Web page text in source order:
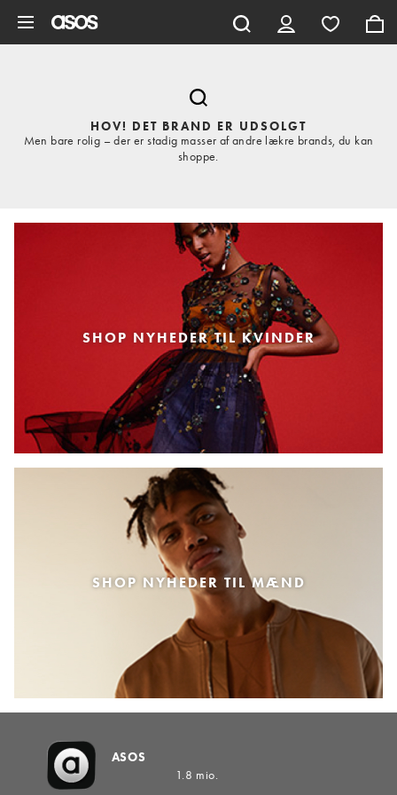
HOV! DET BRAND ER UDSOLGT
Men bare rolig – der er stadig masser af andre lækre brands, du kan
shoppe.
SHOP NYHEDER TIL KVINDER
SHOP NYHEDER TIL MÆND
ASOS
1.8 mio.